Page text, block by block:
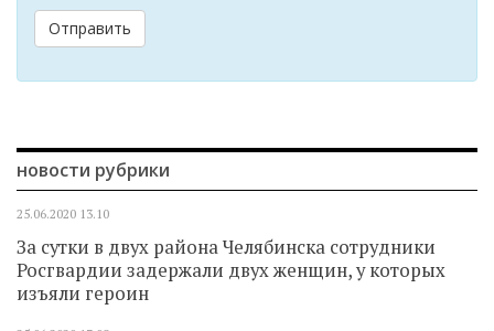
Отправить
новости рубрики
25.06.2020 13.10
За сутки в двух района Челябинска сотрудники
Росгвардии задержали двух женщин, у которых
изъяли героин